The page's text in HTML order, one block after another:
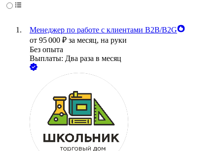
Менеджер по работе с клиентами B2B/B2G
от 95 000 ₽ за месяц, на руки
Без опыта
Выплаты: Два раза в месяц